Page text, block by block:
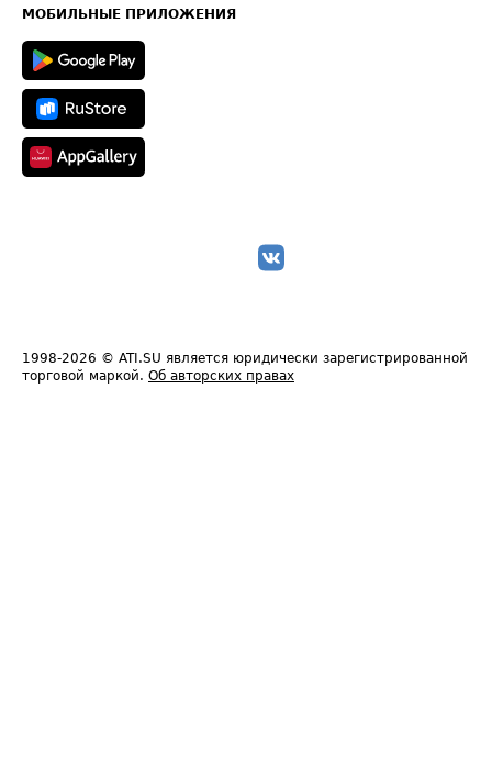
Техническая информация
МОБИЛЬНЫЕ ПРИЛОЖЕНИЯ
1998-2026 © ATI.SU является юридически зарегистрированной
торговой маркой. Об авторских правах